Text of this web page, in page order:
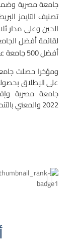
تصنيف التايمز
الحين وعلى مدار
لقائمة أفضل
أفضل 500 جامعة عالمية.
ومؤخرا حصلت
جامعة مصرية
2022والمعني